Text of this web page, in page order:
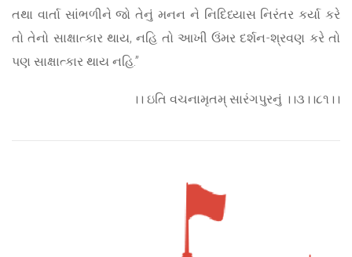
તથા વાર્તા સાંભળીને જો તેનું મનન ને નિદિધ્યાસ નિરંતર કર્યા કરે
તો તેનો સાક્ષાત્કાર થાય, નહિ તો આખી ઉંમર દર્શન-શ્રવણ કરે તો
પણ સાક્ષાત્કાર થાય નહિ.”
।। ઇતિ વચનામૃતમ્ સારંગપુરનું ।।૩।।૮૧।।